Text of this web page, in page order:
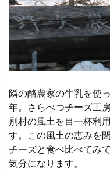
隣の酪農家の牛乳を使
年。さらべつチーズ工
別村の風土を目一杯利
す。この風土の恵みを
チーズと食べ比べてみ
気分になります。